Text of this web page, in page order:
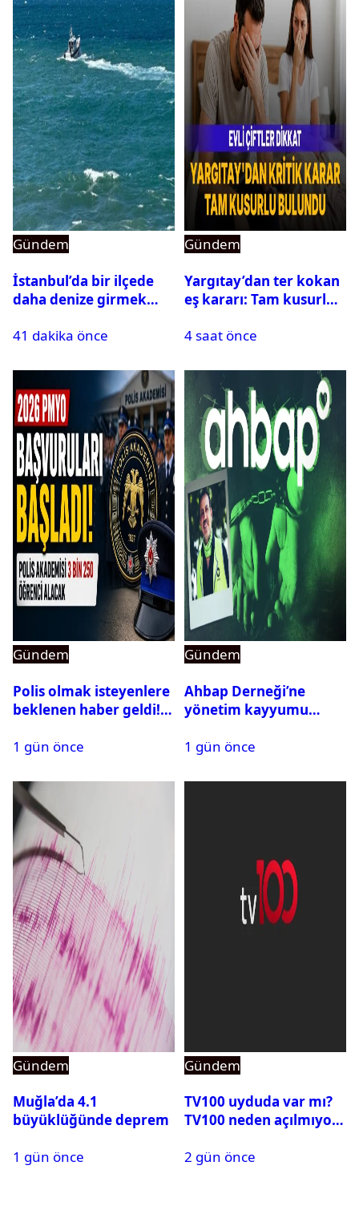
Gündem
İstanbul’da bir ilçede
daha denize girmek
41 dakika önce
Gündem
Yargıtay’dan ter kokan
eş kararı: Tam kusurlu
4 saat önce
Gündem
Polis olmak isteyenlere
beklenen haber geldi!
1 gün önce
Gündem
Ahbap Derneği’ne
yönetim kayyumu
açıldı
1 gün önce
Gündem
Muğla’da 4.1
büyüklüğünde deprem
1 gün önce
Gündem
TV100 uyduda var mı?
TV100 neden açılmıyor?
2 gün önce